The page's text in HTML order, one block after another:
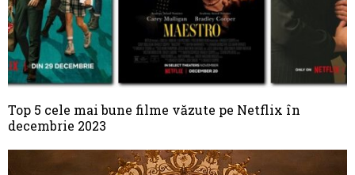
Top 5 cele mai bune filme văzute pe Netflix în
decembrie 2023